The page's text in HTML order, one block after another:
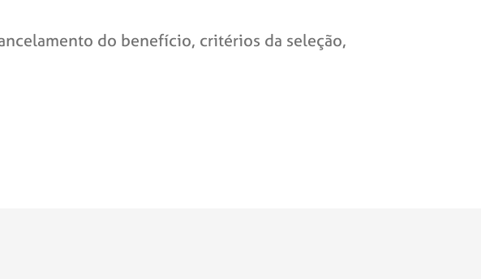
do benefício, critérios da seleção,